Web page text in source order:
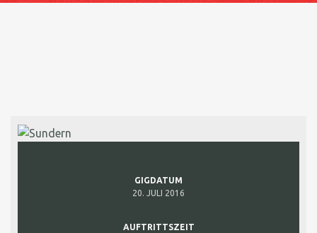
GIGDATUM
20. JULI 2016
AUFTRITTSZEIT